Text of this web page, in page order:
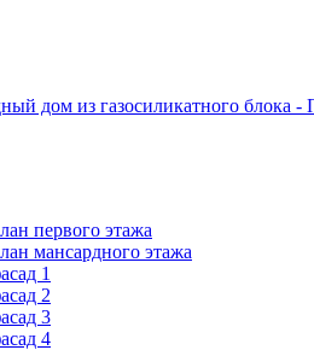
дом из газосиликатного блока